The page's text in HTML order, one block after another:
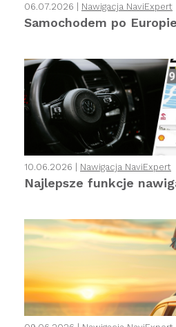
06.07.2026 | Nawigacja NaviExpert
Samochodem po
10.06.2026 | Nawigacja NaviExpert
Najlepsze funkcje